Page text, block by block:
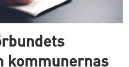
kommunernas